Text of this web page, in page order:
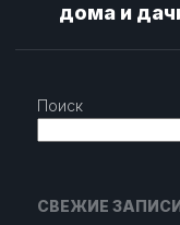
дома и
Поиск
СВЕЖИЕ